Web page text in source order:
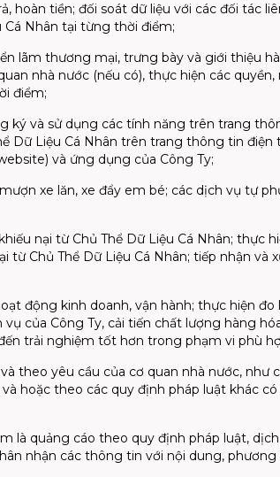
hoàn tiền; đối soát dữ liệu với các đối tác
Cá Nhân tại từng thời điểm;
lãm thương mại, trưng bày và giới thiệu
nhà nước (nếu có), thực hiện các
điểm;
ký và sử dụng các tính năng trên trang
Dữ Liệu Cá Nhân trên trang thông tin
và ứng dụng của Công Ty;
xe lăn, xe đẩy em bé; các dịch vụ tự
nại từ Chủ Thể Dữ Liệu Cá Nhân; thực
từ Chủ Thể Dữ Liệu Cá Nhân; tiếp nhận
động kinh doanh, vận hành; thực hiện
của Công Ty, cải tiến chất lượng hàng
trải nghiệm tốt hơn trong phạm vi phù
theo yêu cầu của cơ quan nhà nước,
hoặc theo các quy định pháp luật khác
là quảng cáo theo quy định pháp luật,
nhận các thông tin với nội dung,